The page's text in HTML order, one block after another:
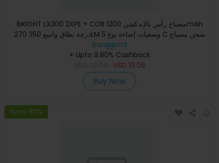
BIKIGHT LX300 2XPE + COB مصباح رأس بالإندكشن 1200mAh
270 درجة نطاق واسع 350LM 5 وضعيات إضاءة نوع C شحن مصباح
الرأس القاب
Banggood
+ Upto 9.80% Cashback
USD 10.06
Buy Now
Save 80%